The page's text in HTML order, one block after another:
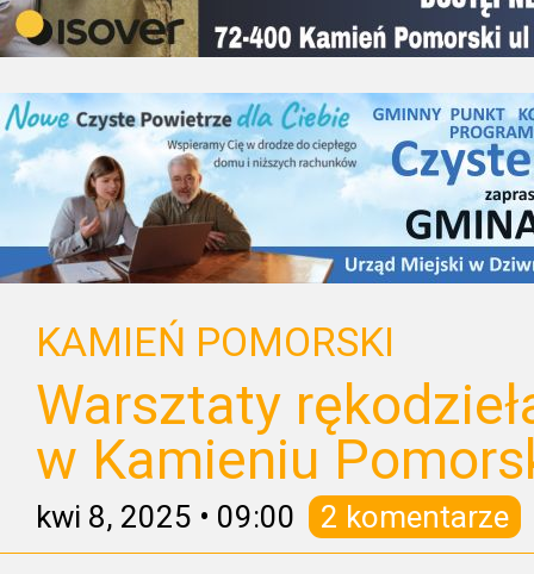
KAMIEŃ POMORSKI
Warsztaty
w Kamieniu
kwi 8, 2025 • 09:00 2 komentarze